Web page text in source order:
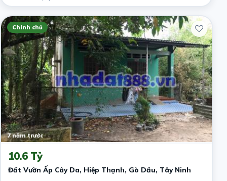
Chính chủ
7 năm trước
10.6 Tỷ
Đất Vườn Ấp Cây Da, Hiệp Thạnh, Gò Dầu, Tây Ninh